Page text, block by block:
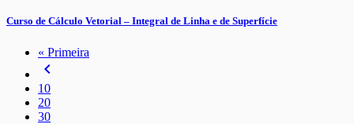
Curso de Cálculo Vetorial – Integral de Linha e de Superfície
« Primeira
navigate_before
10
20
30